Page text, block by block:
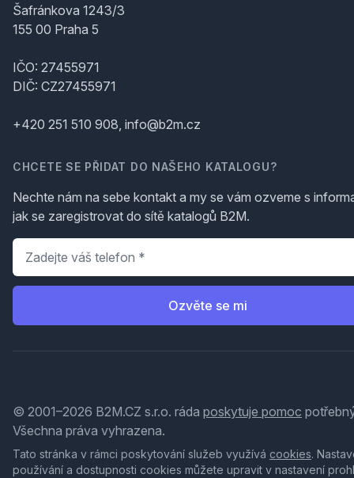
Šafránkova 1243/3
155 00 Praha 5
IČO: 27455971
DIČ: CZ27455971
+420 251 510 908, info@b2m.cz
CHCETE SE PŘIDAT DO NAŠEHO KATALOGU?
Nechte nám na sebe kontakt a my se vám ozveme s
jak se zaregistrovat do sítě katalogů B2M.
Telefon
Ozvěte se mi
© 2001–2026 B2M.CZ s.r.o. ráda poskytuje pomoc
Všechna práva vyhrazena.
Tato stránka v rámci poskytování služeb využívá cookies.
používání a dostupnosti cookies můžete upravit v nastavení